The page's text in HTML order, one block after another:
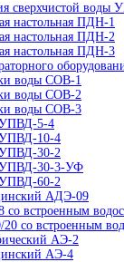
сверхчистой воды
настольная ПДН-1
настольная ПДН-2
настольная ПДН-3
воды СОВ-1
воды СОВ-2
воды СОВ-3
УПВД-5-4
УПВД-10-4
УПВД-30-2
УПВД-30-3-УФ
УПВД-60-2
АДЭ-09
со встроенным
со встроенным
АЭ-2
АЭ-4